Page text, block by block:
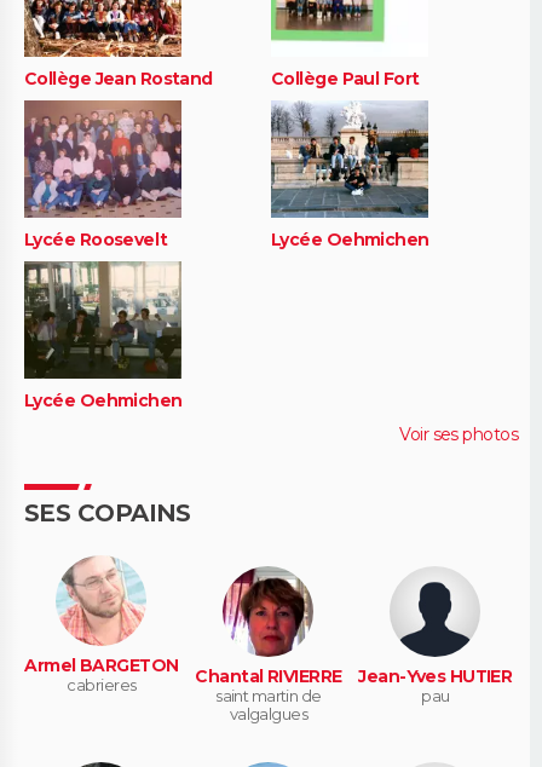
Collège Jean Rostand Collège Paul Fort
Lycée Roosevelt Lycée Oehmichen
Lycée Oehmichen
Voir ses photos
SES COPAINS
Armel BARGETON
cabrieres Chantal RIVIERRE
saint martin de
valgalgues
Jean-Yves HUTIER
pau